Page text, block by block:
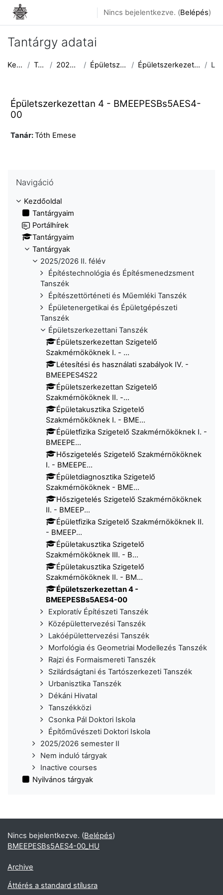
Tovább a fő tartalomhoz
Nincs bejelentkezve. (Belépés)
Tantárgy adatai
Kezdőoldal Tantárgyak 2025/2026 II. félév Épületszerkezettani Tanszék Épületszerkezettan 4 - BMEEPESBs5AES4-00​ Leírás
Épületszerkezettan 4 - BMEEPESBs5AES4-
00​
Tanár:Tóth Emese
Navigáció
Kezdőoldal
Tantárgyaim
Portálhírek
Tantárgyaim
Tantárgyak
2025/2026 II. félév
Építéstechnológia és Építésmenedzsment
Tanszék
Építészettörténeti és Műemléki Tanszék
Épületenergetikai és Épületgépészeti
Tanszék
Épületszerkezettani Tanszék
Épületszerkezettan Szigetelő
Szakmérnököknek I. - ...
Létesítési és használati szabályok IV. -
BMEEPES4S22
Épületszerkezettan Szigetelő
Szakmérnököknek II. -...
Épületakusztika Szigetelő
Szakmérnököknek I. - BME...
Épületfizika Szigetelő Szakmérnököknek I. -
BMEEPE...
Hőszigetelés Szigetelő Szakmérnököknek
I. - BMEEPE...
Épületdiagnosztika Szigetelő
Szakmérnököknek - BME...
Hőszigetelés Szigetelő Szakmérnököknek
II. - BMEEP...
Épületfizika Szigetelő Szakmérnököknek II.
- BMEEP...
Épületakusztika Szigetelő
Szakmérnököknek III. - B...
Épületakusztika Szigetelő
Szakmérnököknek II. - BM...
Épületszerkezettan 4 -
BMEEPESBs5AES4-00​
Exploratív Építészeti Tanszék
Középülettervezési Tanszék
Lakóépülettervezési Tanszék
Morfológia és Geometriai Modellezés Tanszék
Rajzi és Formaismereti Tanszék
Szilárdságtani és Tartószerkezeti Tanszék
Urbanisztika Tanszék
Dékáni Hivatal
Tanszékközi
Csonka Pál Doktori Iskola
Építőművészeti Doktori Iskola
2025/2026 semester II
Nem induló tárgyak
Inactive courses
Nyilvános tárgyak
Nincs bejelentkezve. (Belépés)
BMEEPESBs5AES4-00​_HU
Archive
Áttérés a standard stílusra